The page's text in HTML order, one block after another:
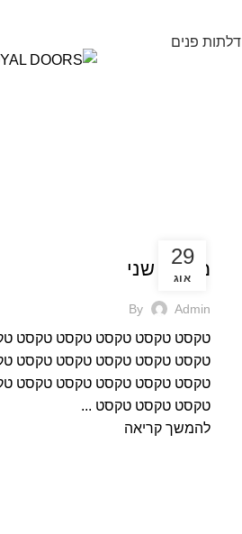
דלתות פנים
29
אוג
מאמר שני
By Admin
טקסט טקסט טקסט טקסט טקסט
טקסט טקסט טקסט טקסט טקסט
טקסט טקסט טקסט טקסט טקסט
טקסט טקסט טקסט ...
להמשך קריאה